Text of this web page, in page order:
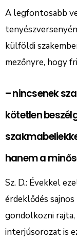
A legfontosabb
külföldi
mezőnyre, hogy
– nincsenek
kötetlen
hanem a
Sz. D.: Évekkel
érdeklődés
gondolkozni rajta,
interjúsorozat is